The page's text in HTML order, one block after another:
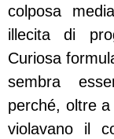
colposa
illecita di
Curiosa
sembra
perché, oltre
violavano il